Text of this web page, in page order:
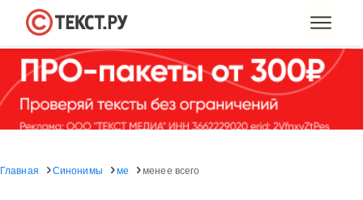
Главная Синонимы ме менее всего